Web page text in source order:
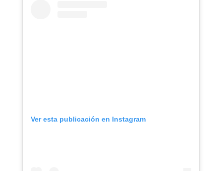
Ver esta publicación en Instagram